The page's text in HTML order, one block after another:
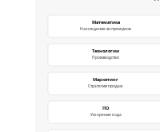
Математика
Нахождение экстремумов
Технологии
Производство
Маркетинг
Стратегии продаж
ПО
Ускорение кода